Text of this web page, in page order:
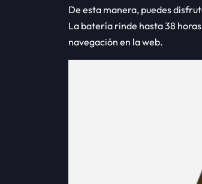
De esta manera, puedes
La batería rinde hasta 38
navegación en la web.